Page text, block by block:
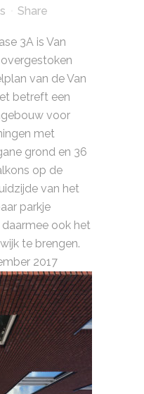
Share
3A is Van
van de Van
betreft een
voor
met
grond en 36
op de
van het
parkje
ook het
te brengen.
2017